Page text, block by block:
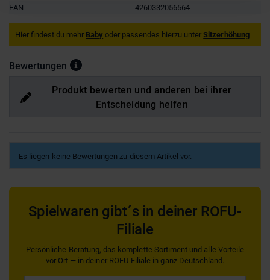
EAN
4260332056564
Hier findest du mehr Baby oder passendes hierzu unterSitzerhöhung
Bewertungen
Produkt bewerten und anderen bei ihrer
Entscheidung helfen
Es liegen keine Bewertungen zu diesem Artikel vor.
Spielwaren gibt´s in deiner ROFU-
Filiale
Persönliche Beratung, das komplette Sortiment und alle Vorteile
vor Ort — in deiner ROFU-Filiale in ganz Deutschland.